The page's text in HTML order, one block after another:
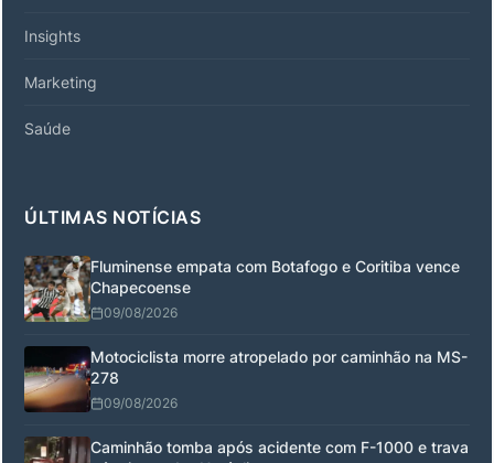
Insights
Marketing
Saúde
ÚLTIMAS NOTÍCIAS
Fluminense empata com Botafogo e Coritiba vence
Chapecoense
09/08/2026
Motociclista morre atropelado por caminhão na MS-
278
09/08/2026
Caminhão tomba após acidente com F-1000 e trava